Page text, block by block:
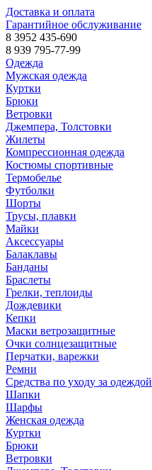
Доставка и оплата
Гарантийное обслуживание
8 3952 435-690
8 939 795-77-99
Одежда
Мужская одежда
Куртки
Брюки
Ветровки
Джемпера, Толстовки
Жилеты
Компрессионная одежда
Костюмы спортивные
Термобелье
Футболки
Шорты
Трусы, плавки
Майки
Аксессуары
Балаклавы
Банданы
Браслеты
Грелки, теплоиды
Дождевики
Кепки
Маски ветрозащитные
Очки солнцезащитные
Перчатки, варежки
Ремни
Средства по уходу за одеждой
Шапки
Шарфы
Женская одежда
Куртки
Брюки
Ветровки